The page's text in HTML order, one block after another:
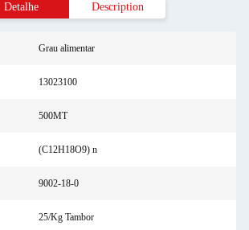
Detalhe Description
Grau alimentar
13023100
500MT
(C12H18O9) n
9002-18-0
25/Kg Tambor